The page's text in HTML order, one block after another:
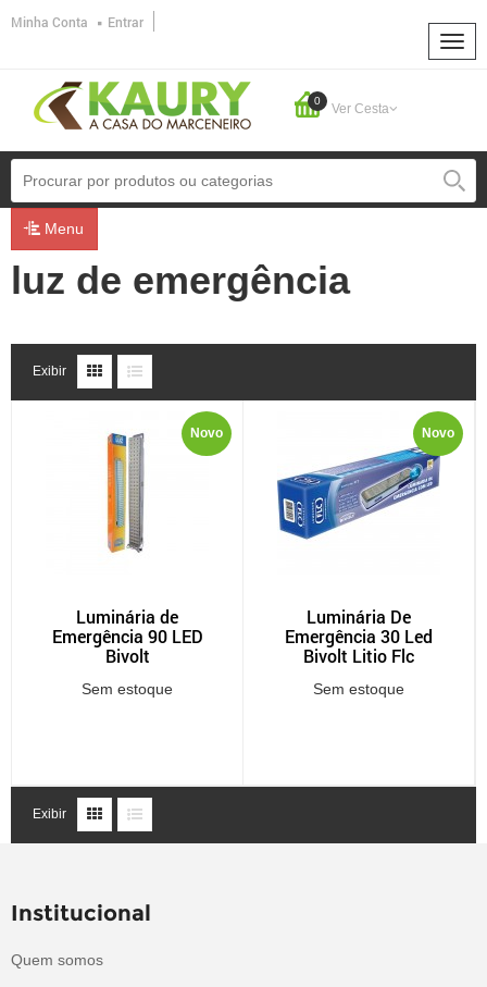
Minha Conta Entrar
0
Ver Cesta
Menu
luz de emergência
Exibir
Novo
Luminária de
Emergência 90 LED
Bivolt
Sem estoque
Novo
Luminária De
Emergência 30 Led
Bivolt Litio Flc
Sem estoque
Exibir
Institucional
Quem somos